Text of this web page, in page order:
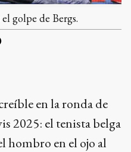
golpe de Bergs.
en la ronda de
2025: el tenista belga
hombro en el ojo al